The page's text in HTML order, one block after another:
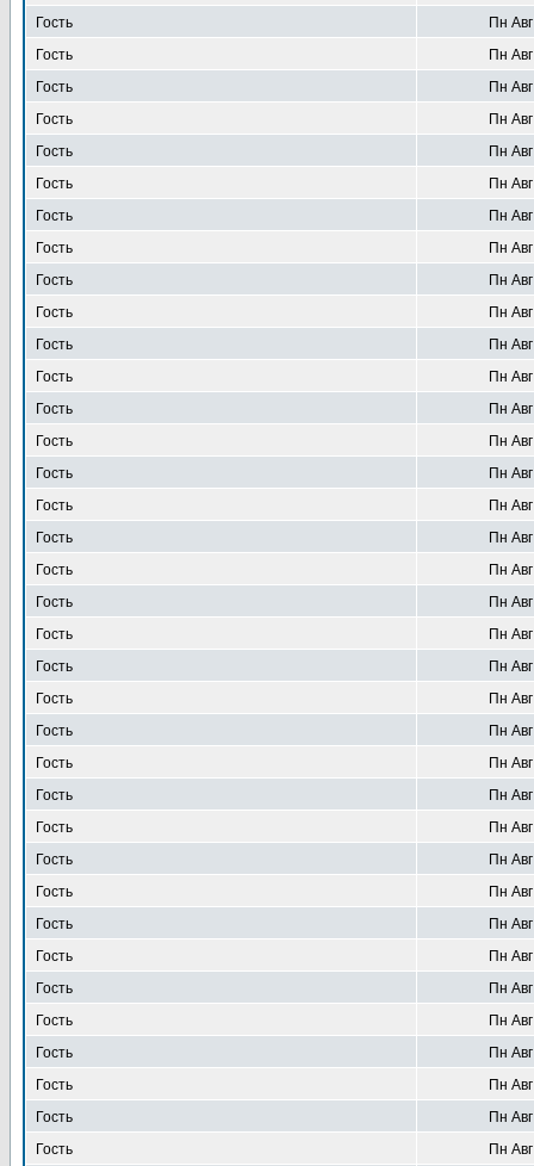
Гость
Пн
Гость
Пн
Гость
Пн
Гость
Пн
Гость
Пн
Гость
Пн
Гость
Пн
Гость
Пн
Гость
Пн
Гость
Пн
Гость
Пн
Гость
Пн
Гость
Пн
Гость
Пн
Гость
Пн
Гость
Пн
Гость
Пн
Гость
Пн
Гость
Пн
Гость
Пн
Гость
Пн
Гость
Пн
Гость
Пн
Гость
Пн
Гость
Пн
Гость
Пн
Гость
Пн
Гость
Пн
Гость
Пн
Гость
Пн
Гость
Пн
Гость
Пн
Гость
Пн
Гость
Пн
Гость
Пн
Гость
Пн